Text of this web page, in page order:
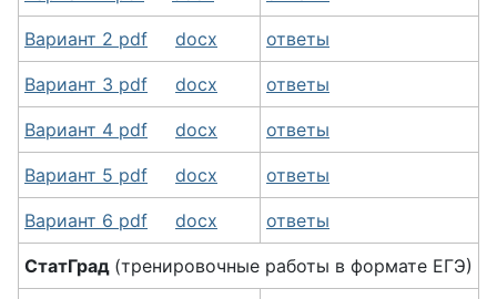
Вариант 2 pdf docx ответы
Вариант 3 pdf docx ответы
Вариант 4 pdf docx ответы
Вариант 5 pdf docx ответы
Вариант 6 pdf docx ответы
СтатГрад (тренировочные работы в формате ЕГЭ)